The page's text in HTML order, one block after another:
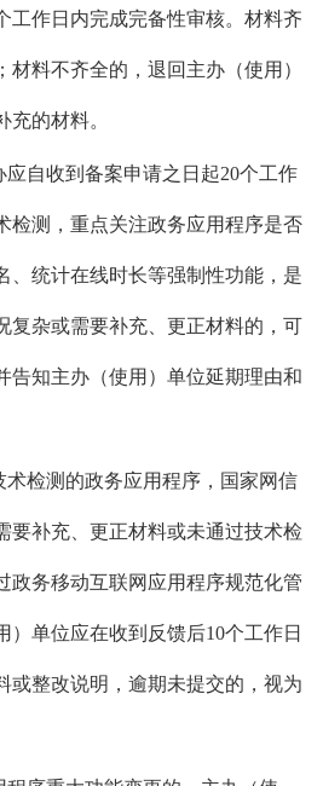
工作日内完成完备性审核。材料齐
料不齐全的，退回主办（使用）
的材料。
自收到备案申请之日起20个工作
检测，重点关注政务应用程序是否
、统计在线时长等强制性功能，是
复杂或需要补充、更正材料的，可
告知主办（使用）单位延期理由和
术检测的政务应用程序，国家网信
要补充、更正材料或未通过技术检
政务移动互联网应用程序规范化管
）单位应在收到反馈后10个工作日
或整改说明，逾期未提交的，视为